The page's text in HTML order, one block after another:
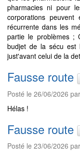
pharmacies ni pour
corporations
récurrente dans les
partie le problèmes ;
budjet de la sécu est
just'avant celui de la
Fausse route
Posté le 26/06/2026
Hélas !
Fausse route
Posté le 23/06/2026